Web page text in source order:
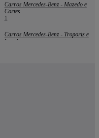
Carros Mercedes-Benz - Mazedo e
Cortes
1
Carros Mercedes-Benz - Troporiz e
Lapela